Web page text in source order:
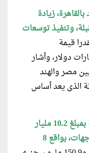
زيادة
وتنفيذ توسعات
قيمة
الهندية في مصر بـ3 مليارات دولار، وأشار
مصر والهند
الذى يعد أساس
اعتمدت وزارة المالية إتاحات عاجلة بمبلغ 10.2 مليار
جنيه خلال يناير وفبراير 2019 لعدة جهات، بواقع 8